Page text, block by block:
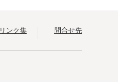
リンク集 問合せ先